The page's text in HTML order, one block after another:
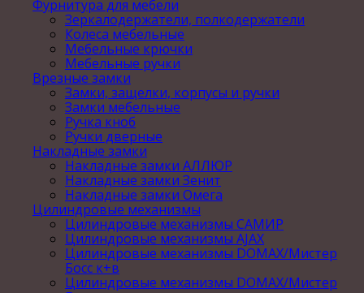
Фурнитура для мебели
Зеркалодержатели, полкодержатели
Колеса мебельные
Мебельные крючки
Мебельные ручки
Врезные замки
Замки, защелки, корпусы и ручки
Замки мебельные
Ручка кноб
Ручки дверные
Накладные замки
Накладные замки АЛЛЮР
Накладные замки Зенит
Накладные замки Омега
Цилиндровые механизмы
Цилиндровые механизмы САМИР
Цилиндровые механизмы AJAX
Цилиндровые механизмы DOMAX/Мистер
Босс к+в
Цилиндровые механизмы DOMAX/Мистер